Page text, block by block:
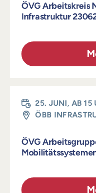
ÖVG Arbeitskreis
Infrastruktur
25. JUNI, AB 15
ÖBB
ÖVG